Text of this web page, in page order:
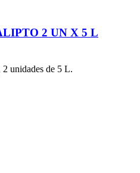
2 UN X 5 L
unidades de 5 L.